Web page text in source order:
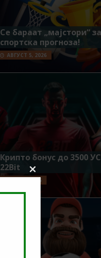
Се бараат „мајстори“ за
спортска прогноза!
АВГУСТ 5, 2026
Крипто бонус до 3500
22Bit
ЈУЛИ 29, 2026
Close
this